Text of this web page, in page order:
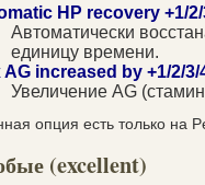
HP recovery +1/2/
Автоматически
единицу времени.
AG increased by +1/2/3/
Увеличение AG
опция есть только на
(excellent)